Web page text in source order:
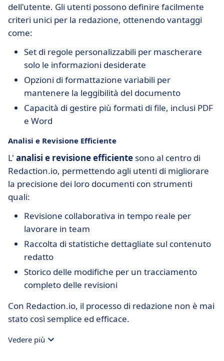
dell'utente. Gli utenti possono definire facilmente
criteri unici per la redazione, ottenendo vantaggi
come:
Set di regole personalizzabili per mascherare
solo le informazioni desiderate
Opzioni di formattazione variabili per
mantenere la leggibilità del documento
Capacità di gestire più formati di file, inclusi PDF
e Word
Analisi e Revisione Efficiente
L' analisi e revisione efficiente sono al centro di
Redaction.io, permettendo agli utenti di migliorare
la precisione dei loro documenti con strumenti
quali:
Revisione collaborativa in tempo reale per
lavorare in team
Raccolta di statistiche dettagliate sul contenuto
redatto
Storico delle modifiche per un tracciamento
completo delle revisioni
Con Redaction.io, il processo di redazione non è mai
stato così semplice ed efficace.
Vedere più